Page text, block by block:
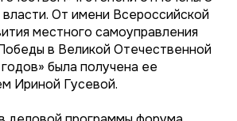
От имени Всероссийской
местного самоуправления
в Великой Отечественной
была получена ее
Ириной Гусевой.